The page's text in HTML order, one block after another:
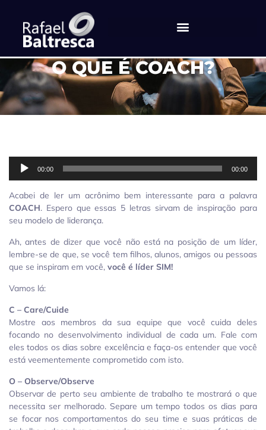
O QUE É COACH?
Tocador
00:00 00:00
Acabei de ler um acrônimo bem interessante para a palavra
COACH. Espero que essas 5 letras sirvam de inspiração para
seu modelo de liderança.
Ah, antes de dizer que você não está na posição de um líder,
lembre-se de que, se você tem filhos, alunos, amigos ou pessoas
que se inspiram em você, você é líder SIM!
Vamos lá:
C – Care/Cuide
Mostre aos membros da sua equipe que você cuida deles
focando no desenvolvimento individual de cada um. Fale com
eles todos os dias sobre excelência e faça-os entender que você
está veementemente comprometido com isto.
O – Observe/Observe
Observar de perto seu ambiente de trabalho te mostrará o que
necessita ser melhorado. Separe um tempo todos os dias para
se focar nos comportamentos do seu time e suas práticas de